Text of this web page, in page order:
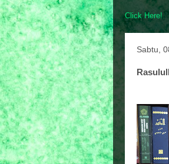
Click Here!
Sabtu,